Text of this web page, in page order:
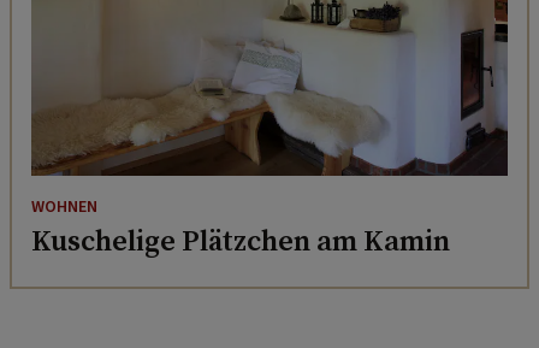
WOHNEN
Kuschelige Plätzchen am Kamin